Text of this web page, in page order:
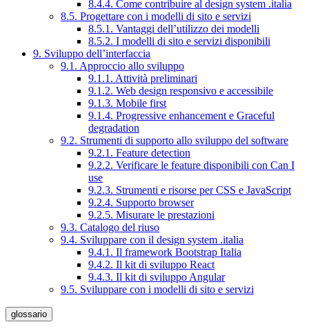
8.4.4. Come contribuire al design system .italia
8.5. Progettare con i modelli di sito e servizi
8.5.1. Vantaggi dell’utilizzo dei modelli
8.5.2. I modelli di sito e servizi disponibili
9. Sviluppo dell’interfaccia
9.1. Approccio allo sviluppo
9.1.1. Attività preliminari
9.1.2. Web design responsivo e accessibile
9.1.3. Mobile first
9.1.4. Progressive enhancement e Graceful
degradation
9.2. Strumenti di supporto allo sviluppo del software
9.2.1. Feature detection
9.2.2. Verificare le feature disponibili con Can I
use
9.2.3. Strumenti e risorse per CSS e JavaScript
9.2.4. Supporto browser
9.2.5. Misurare le prestazioni
9.3. Catalogo del riuso
9.4. Sviluppare con il design system .italia
9.4.1. Il framework Bootstrap Italia
9.4.2. Il kit di sviluppo React
9.4.3. Il kit di sviluppo Angular
9.5. Sviluppare con i modelli di sito e servizi
glossario